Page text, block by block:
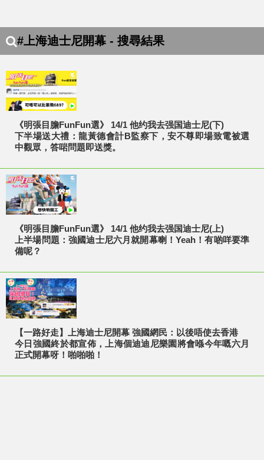
#上海迪士尼開幕 - 搜尋結果
《明張目膽FunFun選》 14/1 他约我去强国迪士尼(下)
下半場送大禮：龍黃德會計B監察下，安不尊即場致電被選
中觀眾，答啱問題即送獎。
《明張目膽FunFun選》 14/1 他约我去强国迪士尼(上)
上半場問題：強國迪士尼六月就開幕喇！Yeah！有啲咩要準
備呢？
【一路好走】上海迪士尼開幕 強國網民：以後唔使去香港
今日強國終於都宣佈，上海個迪迪尼樂園將會喺今年嘅六月
正式開幕呀！啪啪啪！